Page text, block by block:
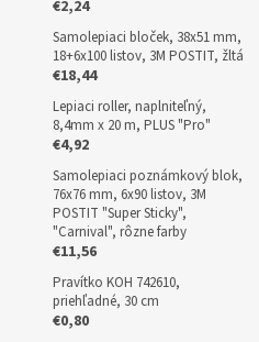
€2,24
Samolepiaci bloček, 38x51 mm,
18+6x100 listov, 3M POSTIT, žltá
€18,44
Lepiaci roller, naplniteľný,
8,4mm x 20 m, PLUS "Pro"
€4,92
Samolepiaci poznámkový blok,
76x76 mm, 6x90 listov, 3M
POSTIT "Super Sticky",
"Carnival", rôzne farby
€11,56
Pravítko KOH 742610,
priehľadné, 30 cm
€0,80